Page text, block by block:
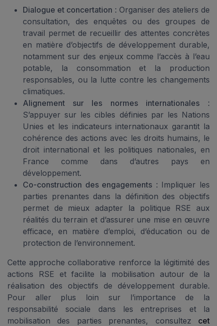
Dialogue et concertation : Organiser des ateliers de
consultation, des enquêtes ou des groupes de
travail permet de recueillir des attentes concrètes
en matière d’objectifs de développement durable,
notamment sur des enjeux comme l’accès à l’eau
potable, la consommation et la production
responsables, ou la lutte contre les changements
climatiques.
Alignement sur les normes internationales:
S’appuyer sur les cibles définies par les Nations
Unies et les indicateurs internationaux garantit la
cohérence des actions avec les droits humains, le
droit international et les politiques nationales, en
France comme dans d’autres pays en
développement.
Co-construction des engagements : Impliquer les
parties prenantes dans la définition des objectifs
permet de mieux adapter la politique RSE aux
réalités du terrain et d’assurer une mise en œuvre
efficace, en matière d’emploi, d’éducation ou de
protection de l’environnement.
Cette approche collaborative renforce la légitimité des
actions RSE et facilite la mobilisation autour de la
réalisation des objectifs de développement durable.
Pour aller plus loin sur l’importance de la
responsabilité sociale dans les entreprises et la
mobilisation des parties prenantes, consultez cet